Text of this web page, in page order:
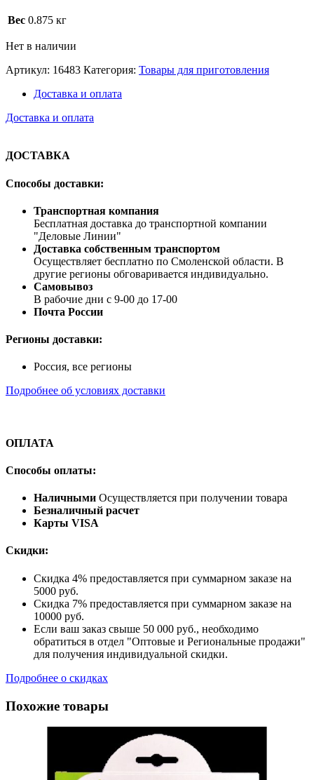
Вес 0.875 кг
Нет в наличии
Артикул: 16483 Категория: Товары для приготовления
Доставка и оплата
Доставка и оплата
ДОСТАВКА
Способы доставки:
Транспортная компания
Бесплатная доставка до транспортной компании
"Деловые Линии"
Доставка собственным транспортом
Осуществляет бесплатно по Смоленской области. В
другие регионы обговаривается индивидуально.
Самовывоз
В рабочие дни с 9-00 до 17-00
Почта России
Регионы доставки:
Россия, все регионы
Подробнее об условиях доставки
ОПЛАТА
Способы оплаты:
Наличными Осуществляется при получении товара
Безналичный расчет
Карты VISA
Скидки:
Скидка 4% предоставляется при суммарном заказе на
5000 руб.
Скидка 7% предоставляется при суммарном заказе на
10000 руб.
Если ваш заказ свыше 50 000 руб., необходимо
обратиться в отдел "Оптовые и Региональные продажи"
для получения индивидуальной скидки.
Подробнее о скидках
Похожие товары